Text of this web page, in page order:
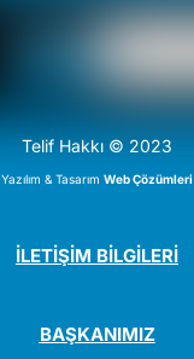
Telif Hakkı © 2023
Yazılım & TasarımWeb Çözümleri
İLETİŞİM BİLGİLERİ
BAŞKANIMIZ